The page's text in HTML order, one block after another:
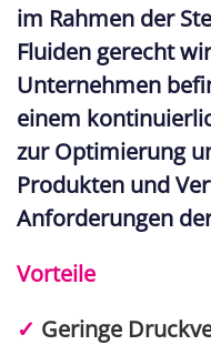
im Rahmen der
Fluiden gerecht
Unternehmen
einem
zur Optimierung
Produkten und
Anforderungen
Vorteile
✓ Geringe